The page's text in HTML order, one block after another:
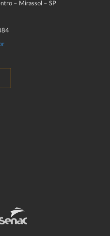
– Mirassol – SP